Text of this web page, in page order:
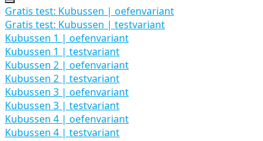
Uitbreiden
Kubussen
Gratis test: Kubussen | oefenvariant
Gratis test: Kubussen | testvariant
Kubussen 1 | oefenvariant
Kubussen 1 | testvariant
Kubussen 2 | oefenvariant
Kubussen 2 | testvariant
Kubussen 3 | oefenvariant
Kubussen 3 | testvariant
Kubussen 4 | oefenvariant
Kubussen 4 | testvariant